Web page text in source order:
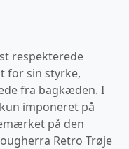
respekterede
for sin styrke,
fra bagkæden. I
imponeret på
på den
Retro Trøje